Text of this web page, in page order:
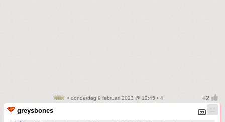
• donderdag 9 februari 2023 @ 12:45 • 4
greysbones